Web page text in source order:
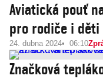
Aviatická pouť
pro rodiče i děti
24. dubna 2024 06:10
Značková